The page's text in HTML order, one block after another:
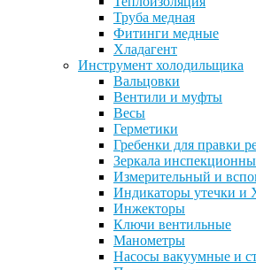
Труба медная
Фитинги медные
Хладагент
Инструмент холодильщика
Вальцовки
Вентили и муфты
Весы
Герметики
Гребенки для правки
Зеркала
Измерительный и
Индикаторы утечки и
Инжекторы
Ключи вентильные
Манометры
Насосы вакуумные и